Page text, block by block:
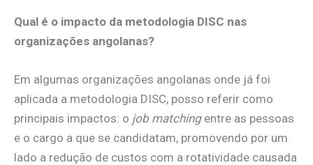
Qual é o impacto da metodologia DISC nas
organizações angolanas?
Em algumas organizações angolanas onde já foi
aplicada a metodologia DISC, posso referir como
principais impactos: o job matchingentre as pessoas
e o cargo a que se candidatam, promovendo por um
lado a redução de custos com a rotatividade causada